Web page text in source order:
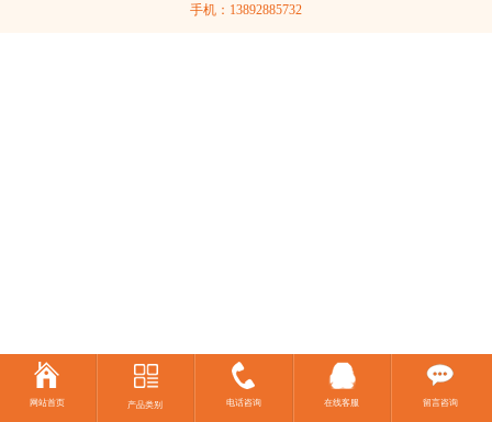
手机： 13892885732
网站首页 产品类别 电话咨询 在线客服 留言咨询